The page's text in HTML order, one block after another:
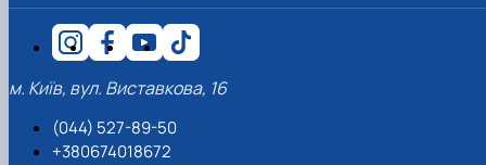
м. Київ, вул. Виставкова, 16
(044) 527-89-50
+380674018672